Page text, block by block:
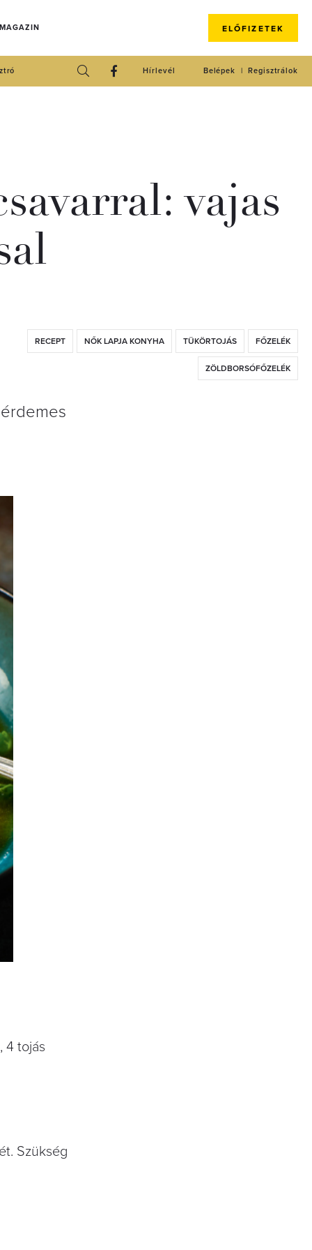
ELŐFIZETEK
Regisztrálok
Belépek
Hírlevél
vajas
RECEPT NŐK LAPJA KONYHA TÜKÖRTOJÁS FŐZELÉK
ZÖLDBORSÓFŐZELÉK
4 tojás
Szükség